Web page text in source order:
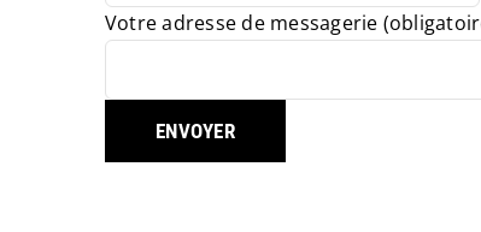
Votre adresse de messagerie